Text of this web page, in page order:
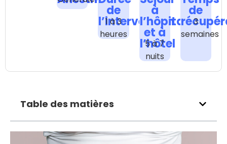
de
l’intervention
1 à 3
heures
à
l’hôpital
et à
l’hôtel
5 à 7
nuits
de
3
semaines
Table des matières